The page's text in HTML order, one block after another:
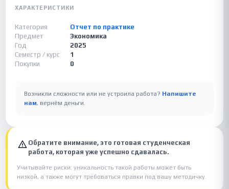
ХАРАКТЕРИСТИКИ
Категория
Отчет по практике
Предмет
Экономика
Год
2025
Семестр / курс
1
Покупки
0
Возникли сложности или не устроила работа? Напишите
нам, вернём деньги.
Обратите внимание, это готовая студенческая
работа, которая уже успешно сдавалась.
Учитывайте риски: уникальность такой работы может быть
низкой, а также могут требоваться правки под вашу методичку.